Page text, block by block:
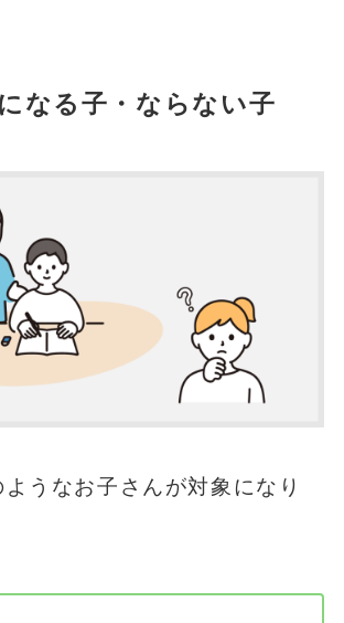
なる子・ならない子
うなお子さんが対象になり